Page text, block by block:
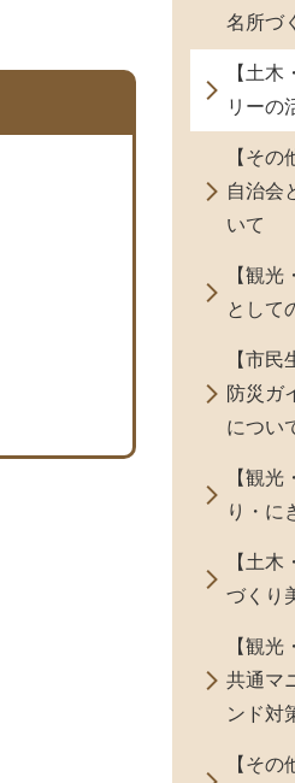
名所づ
【土
リーの
【そ
自治会
いて
【観
として
【市
防災ガ
につい
【観光
り・に
【土
づくり
【観
共通マ
ンド対
【そ